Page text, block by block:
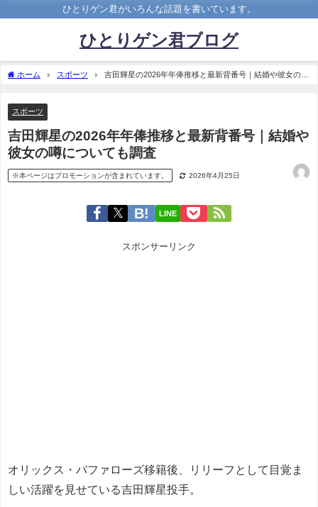
ひとりゲン君がいろんな話題を書いています。
ひとりゲン君ブログ
ホーム スポーツ
吉田輝星の2026年年俸推移と最新背番号｜結婚や彼女の噂
スポーツ
吉田輝星の2026年年俸推移と最新背番号｜結婚や
彼女の噂についても調査
※本ページはプロモーションが含まれています。 2026年4月25日
LINE
スポンサーリンク
オリックス・バファローズ移籍後、リリーフとして目覚ま
しい活躍を見せている吉田輝星投手。